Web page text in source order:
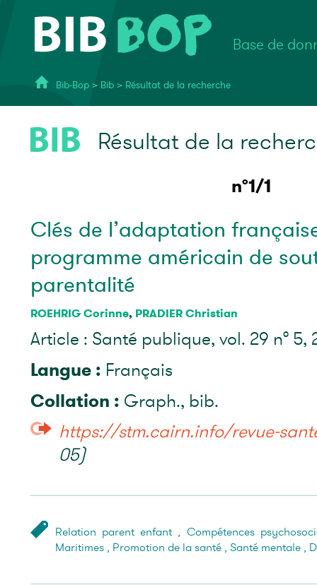
Base de
Bib-Bop > Bib > Résultat de la recherche
Résultat de la
n°1/1
Clés de l’adaptation
programme américain de
parentalité
ROEHRIG Corinne, PRADIER Christian
Article : Santé publique, vol. 29 n° 5,
Langue : Français
Collation : Graph., bib.
https://stm.cairn.info/revue-
05)
Relation parent enfant, Compétences
Maritimes, Promotion de la santé, Santé mentale,